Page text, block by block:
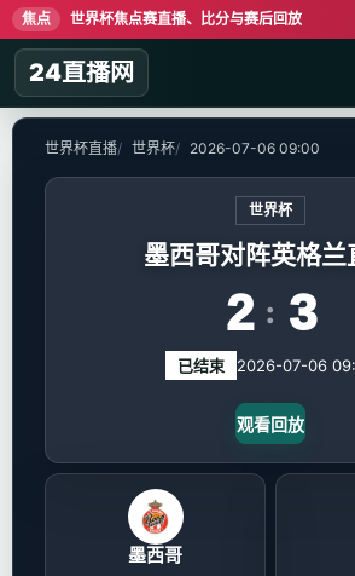
焦点 世界杯焦点赛直播、比分与赛后回放
24直播网
世界杯直播 世界杯 2026-07-06 09:00
墨西哥
世界杯
墨西哥对阵英格兰
2 : 3
已结束 2026-07-06
观看回放